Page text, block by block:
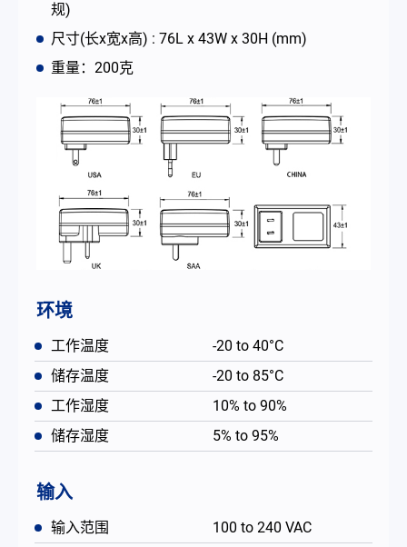
规)
尺寸(长x宽x高) : 76L x 43W x 30H (mm)
重量：200克
环境
工作温度
-20 to 40°C
储存温度
-20 to 85°C
工作湿度
10% to 90%
储存湿度
5% to 95%
输入
输入范围
100 to 240 VAC